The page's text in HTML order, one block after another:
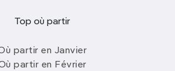
Top où partir
partir en Janvier
partir en Février